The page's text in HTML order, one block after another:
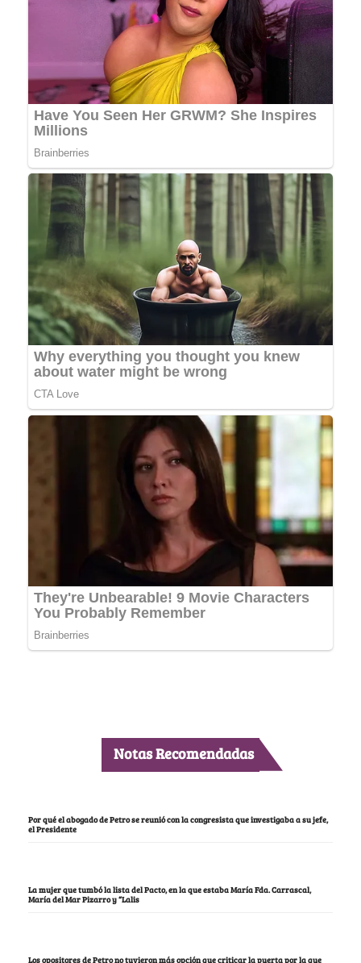
Notas Recomendadas
Por qué el abogado de Petro se reunió con la congresista que investigaba a su jefe,
el Presidente
La mujer que tumbó la lista del Pacto, en la que estaba María Fda. Carrascal,
María del Mar Pizarro y “Lalis
Los opositores de Petro no tuvieron más opción que criticar la puerta por la que